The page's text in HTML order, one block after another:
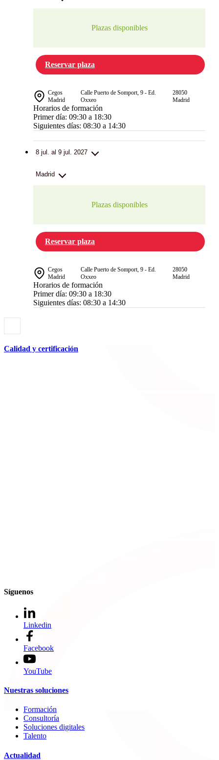
Plazas disponibles
Reservar plaza
Cegos
Madrid
Calle Puerto de Somport, 9 - Ed.
Oxxeo
28050
Madrid
Horarios de formación
Primer día: 09:30 a 18:30
Siguientes días: 08:30 a 14:30
8 jul. al 9 jul. 2027
Madrid
Plazas disponibles
Reservar plaza
Cegos
Madrid
Calle Puerto de Somport, 9 - Ed.
Oxxeo
28050
Madrid
Horarios de formación
Primer día: 09:30 a 18:30
Siguientes días: 08:30 a 14:30
Calidad y certificación
Síguenos
Linkedin
Facebook
YouTube
Nuestras soluciones
Formación
Consultoría
Soluciones digitales
Talento
Actualidad